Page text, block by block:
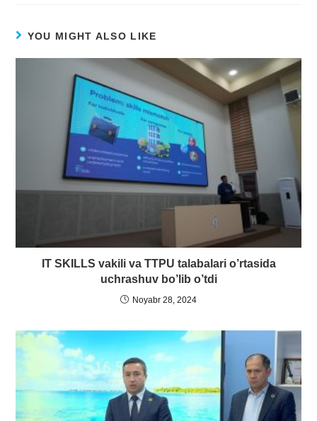
YOU MIGHT ALSO LIKE
IT SKILLS vakili va TTPU talabalari o’rtasida
uchrashuv bo’lib o’tdi
Noyabr 28, 2024